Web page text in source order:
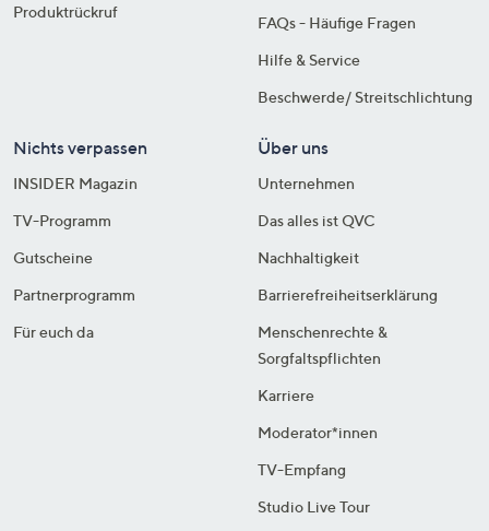
Produktrückruf
FAQs - Häufige Fragen
Hilfe & Service
Beschwerde/ Streitschlichtung
Nichts verpassen
INSIDER Magazin
TV-Programm
Gutscheine
Partnerprogramm
Für euch da
Über uns
Unternehmen
Das alles ist QVC
Nachhaltigkeit
Barrierefreiheitserklärung
Menschenrechte &
Sorgfaltspflichten
Karriere
Moderator*innen
TV-Empfang
Studio Live Tour